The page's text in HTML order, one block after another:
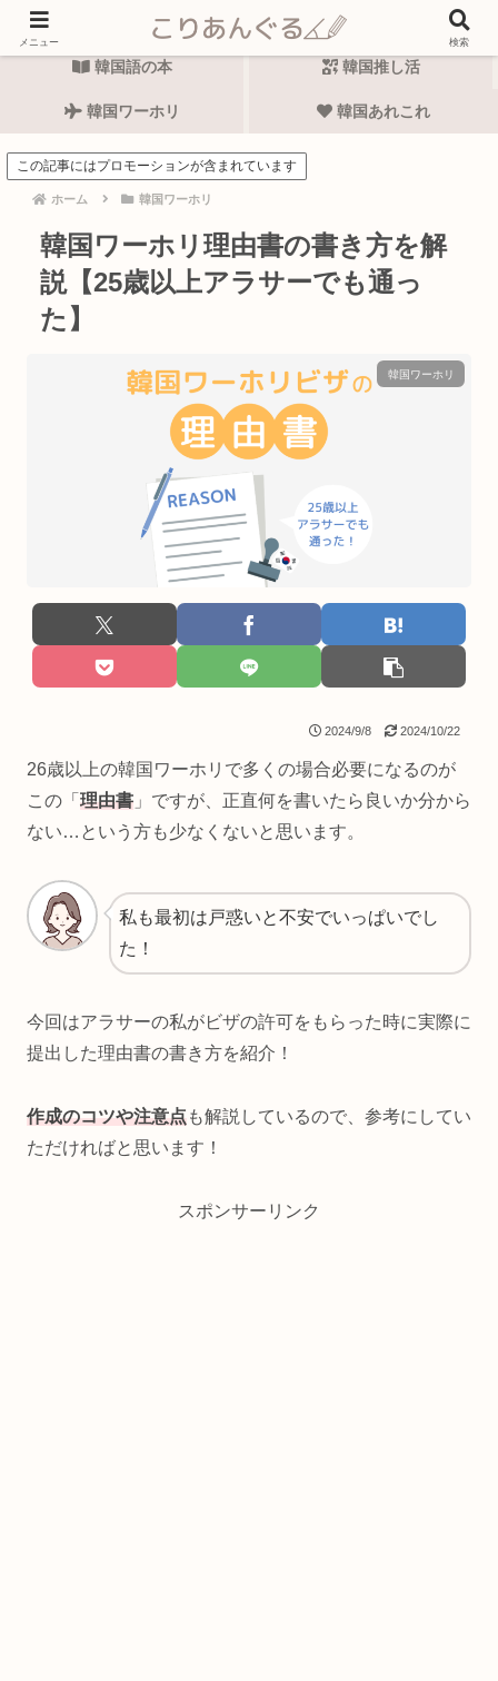
韓国語勉強法 韓国語表現
韓国語の本 韓国推し活
韓国ワーホリ 韓国あれこれ
この記事にはプロモーションが含まれています
ホーム 韓国ワーホリ
韓国ワーホリ理由書の書き方を解
説【25歳以上アラサーでも通っ
た】
韓国ワーホリ
2024/9/8 2024/10/22
26歳以上の韓国ワーホリで多くの場合必要になるのが
この「 理由書 」ですが、正直何を書いたら良いか分から
ない…という方も少なくないと思います。
私も最初は戸惑いと不安でいっぱいでし
た！
今回はアラサーの私がビザの許可をもらった時に実際に
提出した理由書の書き方を紹介！
作成のコツや注意点も解説しているので、参考にしてい
ただければと思います！
スポンサーリンク
メニュー 検索